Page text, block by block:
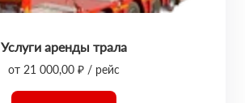
Услуги аренды трала
от 21 000,00 ₽ / рейс